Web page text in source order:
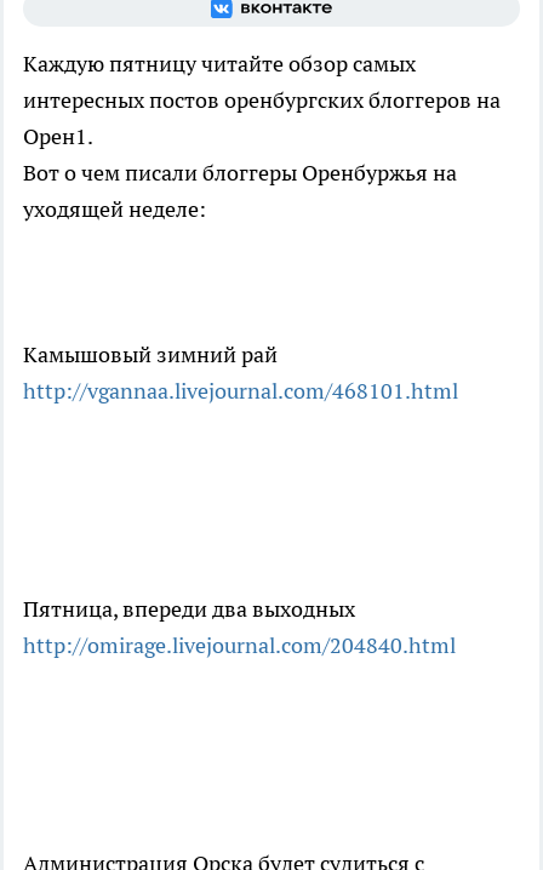
Каждую пятницу читайте обзор самых
интересных постов оренбургских блоггеров на
Орен1.
Вот о чем писали блоггеры Оренбуржья на
уходящей неделе:
Камышовый зимний рай
http://vgannaa.livejournal.com/468101.html
Пятница, впереди два выходных
http://omirage.livejournal.com/204840.html
Администрация Орска будет судиться с